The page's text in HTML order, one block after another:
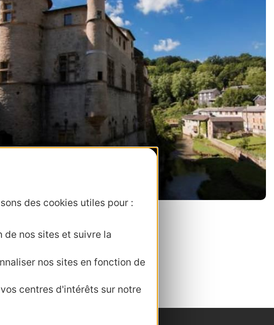
des cookies utiles pour :
nos sites et suivre la
nos sites en fonction de
centres d'intérêts sur notre